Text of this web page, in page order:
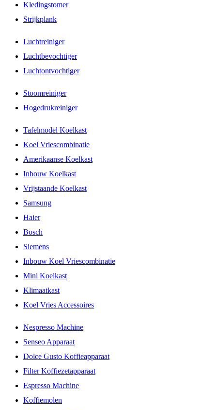
Kledingstomer
Strijkplank
Luchtreiniger
Luchtbevochtiger
Luchtontvochtiger
Stoomreiniger
Hogedrukreiniger
Tafelmodel Koelkast
Koel Vriescombinatie
Amerikaanse Koelkast
Inbouw Koelkast
Vrijstaande Koelkast
Samsung
Haier
Bosch
Siemens
Inbouw Koel Vriescombinatie
Mini Koelkast
Klimaatkast
Koel Vries Accessoires
Nespresso Machine
Senseo Apparaat
Dolce Gusto Koffieapparaat
Filter Koffiezetapparaat
Espresso Machine
Koffiemolen